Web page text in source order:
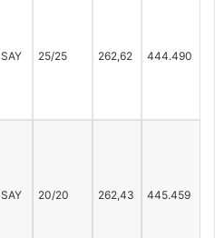
SAY 25/25 262,62 444.490
SAY 20/20 262,43 445.459